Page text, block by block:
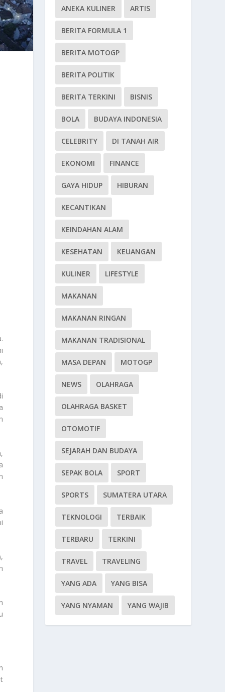
ANEKA KULINER ARTIS
BERITA FORMULA 1
BERITA MOTOGP
BERITA POLITIK
BERITA TERKINI BISNIS
BOLA BUDAYA INDONESIA
CELEBRITY DI TANAH AIR
EKONOMI FINANCE
GAYA HIDUP HIBURAN
KECANTIKAN
KEINDAHAN ALAM
KESEHATAN KEUANGAN
KULINER LIFESTYLE
MAKANAN
MAKANAN RINGAN
MAKANAN TRADISIONAL
MASA DEPAN MOTOGP
NEWS OLAHRAGA
OLAHRAGA BASKET
OTOMOTIF
SEJARAH DAN BUDAYA
SEPAK BOLA SPORT
SPORTS SUMATERA UTARA
TEKNOLOGI TERBAIK
TERBARU TERKINI
TRAVEL TRAVELING
YANG ADA YANG BISA
YANG NYAMAN YANG WAJIB